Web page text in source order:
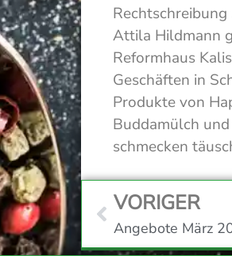
Attila Hildmann
Reformhaus
Geschäften in
Produkte von
Buddamülch
schmecken
VORIGER
Angebote März